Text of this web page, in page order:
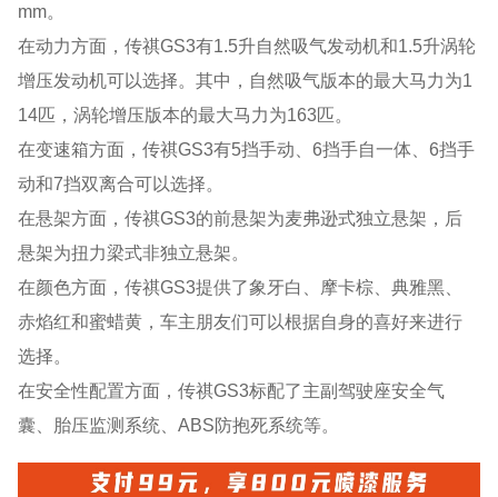
mm。
在动力方面，传祺GS3有1.5升自然吸气发动机和1.5升涡轮
增压发动机可以选择。其中，自然吸气版本的最大马力为1
14匹，涡轮增压版本的最大马力为163匹。
在变速箱方面，传祺GS3有5挡手动、6挡手自一体、6挡手
动和7挡双离合可以选择。
在悬架方面，传祺GS3的前悬架为麦弗逊式独立悬架，后
悬架为扭力梁式非独立悬架。
在颜色方面，传祺GS3提供了象牙白、摩卡棕、典雅黑、
赤焰红和蜜蜡黄，车主朋友们可以根据自身的喜好来进行
选择。
在安全性配置方面，传祺GS3标配了主副驾驶座安全气
囊、胎压监测系统、ABS防抱死系统等。